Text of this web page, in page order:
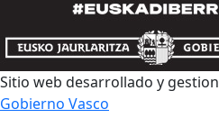
Sitio web desarrollado y
Gobierno Vasco